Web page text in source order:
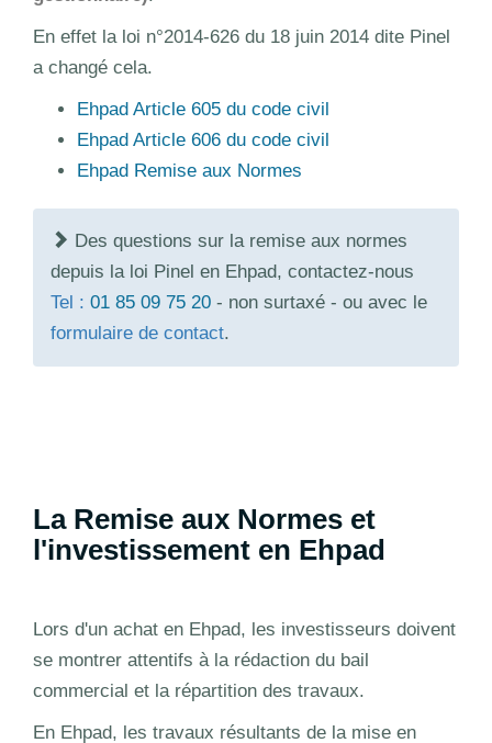
En effet la loi n°2014-626 du 18 juin 2014 dite Pinel
a changé cela.
Ehpad Article 605 du code civil
Ehpad Article 606 du code civil
Ehpad Remise aux Normes
Des questions sur la remise aux normes
depuis la loi Pinel en Ehpad, contactez-nous
Tel : 01 85 09 75 20 - non surtaxé - ou avec le
formulaire de contact.
La Remise aux Normes et
l'investissement en Ehpad
Lors d'un achat en Ehpad, les investisseurs doivent
se montrer attentifs à la rédaction du bail
commercial et la répartition des travaux.
En Ehpad, les travaux résultants de la mise en